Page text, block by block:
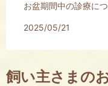
お盆期間中の診療に
2025/05/21
2024/12/02
飼い主さまの